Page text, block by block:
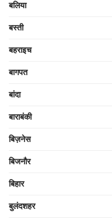
बलिया
बस्ती
बहराइच
बागपत
बांदा
बाराबंकी
बिज़नेस
बिजनौर
बिहार
बुलंदशहर